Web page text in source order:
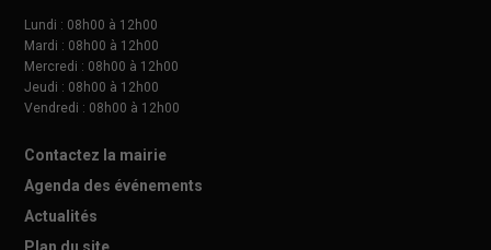
Lundi : 08h00 à 12h00
Mardi : 08h00 à 12h00
Mercredi : 08h00 à 12h00
Jeudi : 08h00 à 12h00
Vendredi : 08h00 à 12h00
Contactez la mairie
Agenda des événements
Actualités